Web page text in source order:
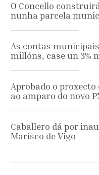
O Concello
nunha parcela
As contas
millóns, case un 3%
Aprobado o
ao amparo do novo
Caballero dá por
Marisco de Vigo